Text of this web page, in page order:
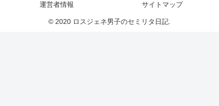
運営者情報 サイトマップ
© 2020 ロスジェネ男子のセミリタ日記.